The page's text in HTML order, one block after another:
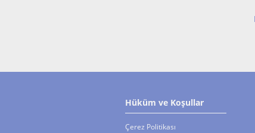
Hüküm ve Koşullar
Çerez Politikası